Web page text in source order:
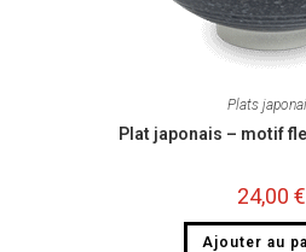
Plats
Plat japonais – motif
24,00 €
Ajouter au